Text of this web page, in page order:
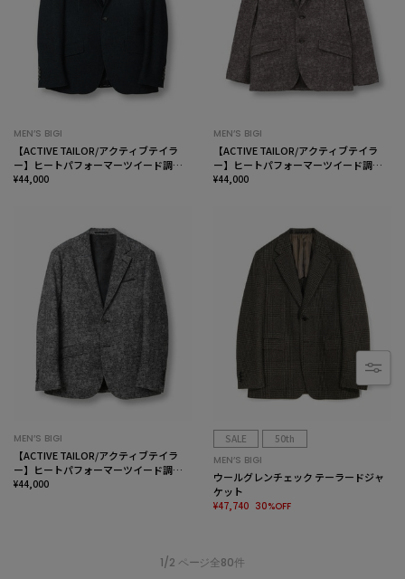
MEN’S BIGI
【ACTIVE TAILOR/アクティブテイラ
ー】ヒートパフォーマーツイード調プ
リントジャケット
¥44,000
MEN’S BIGI
【ACTIVE TAILOR/アクティブテイラ
ー】ヒートパフォーマーツイード調プ
リントジャケット
¥44,000
MEN’S BIGI
【ACTIVE TAILOR/アクティブテイラ
ー】ヒートパフォーマーツイード調プ
リントジャケット
¥44,000
SALE
50th
MEN’S BIGI
ウールグレンチェック テーラードジャ
ケット
¥47,740 30%OFF
1/2 ページ全80件